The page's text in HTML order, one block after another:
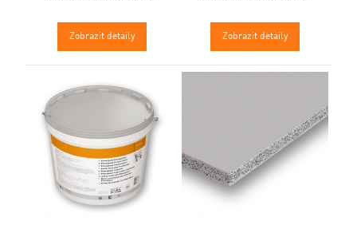
Zobrazit detaily Zobrazit detaily